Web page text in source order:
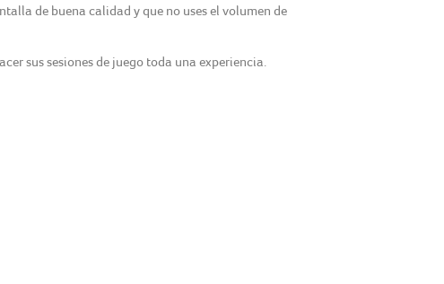
de buena calidad y que no uses el volumen de
sus sesiones de juego toda una experiencia.